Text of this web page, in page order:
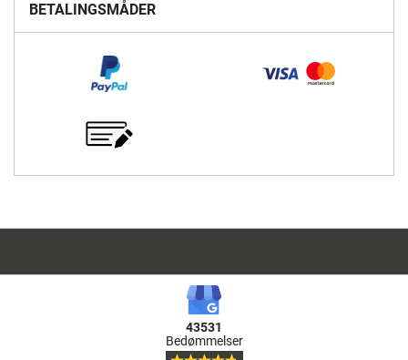
BETALINGSMÅDER
43531
Bedømmelser